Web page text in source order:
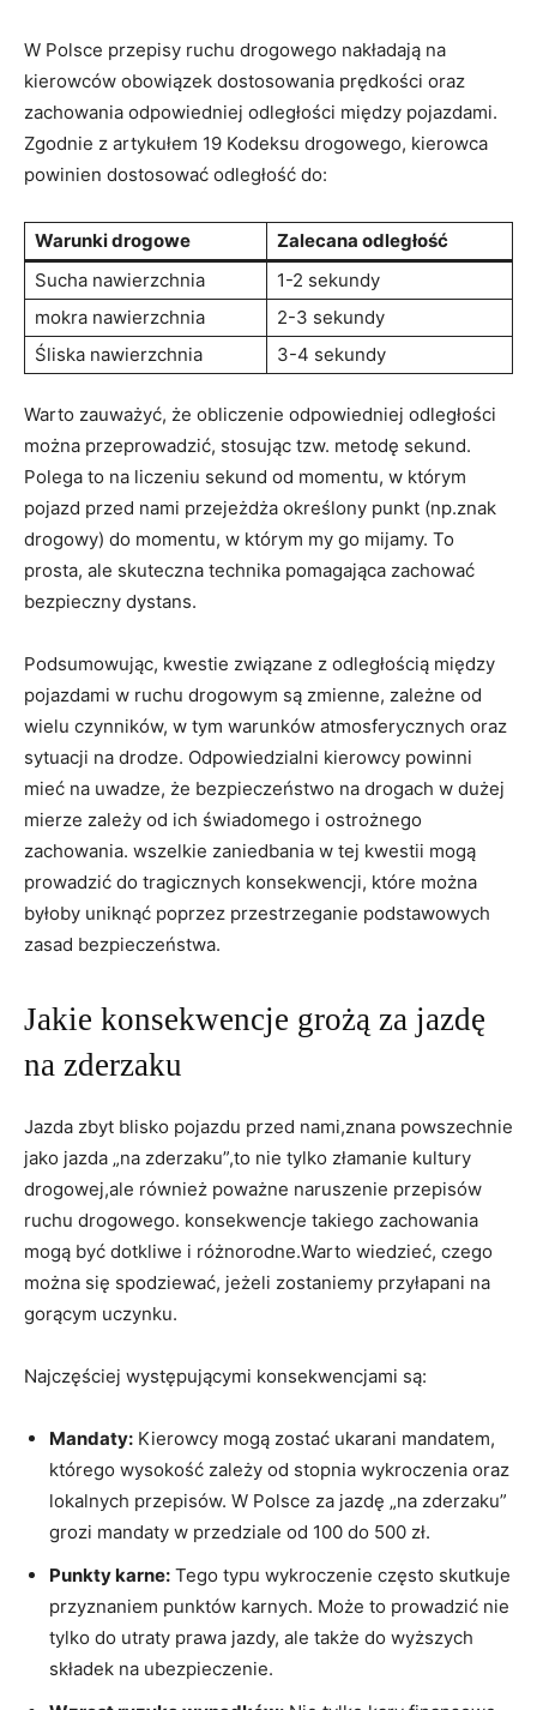
W Polsce przepisy ruchu drogowego nakładają na
kierowców obowiązek dostosowania prędkości oraz
zachowania odpowiedniej odległości między pojazdami.
Zgodnie z artykułem 19 Kodeksu drogowego, kierowca
powinien dostosować odległość do:
Warunki drogowe
Zalecana odległość
Sucha nawierzchnia
1-2 sekundy
mokra nawierzchnia
2-3 sekundy
Śliska nawierzchnia
3-4 sekundy
Warto zauważyć, że obliczenie odpowiedniej odległości
można przeprowadzić, stosując tzw. metodę sekund.
Polega to na liczeniu sekund od momentu, w którym
pojazd przed nami przejeżdża określony punkt (np.znak
drogowy) do momentu, w którym my go mijamy. To
prosta, ale skuteczna technika pomagająca zachować
bezpieczny dystans.
Podsumowując, kwestie związane z odległością między
pojazdami w ruchu drogowym są zmienne, zależne od
wielu czynników, w tym warunków atmosferycznych oraz
sytuacji na drodze. Odpowiedzialni kierowcy powinni
mieć na uwadze, że bezpieczeństwo na drogach w dużej
mierze zależy od ich świadomego i ostrożnego
zachowania. wszelkie zaniedbania w tej kwestii mogą
prowadzić do tragicznych konsekwencji, które można
byłoby uniknąć poprzez przestrzeganie podstawowych
zasad bezpieczeństwa.
Jakie konsekwencje grożą za jazdę
na zderzaku
Jazda zbyt blisko pojazdu przed nami,znana powszechnie
jako jazda „na zderzaku”,to nie tylko złamanie kultury
drogowej,ale również poważne naruszenie przepisów
ruchu drogowego. konsekwencje takiego zachowania
mogą być dotkliwe i różnorodne.Warto wiedzieć, czego
można się spodziewać, jeżeli zostaniemy przyłapani na
gorącym uczynku.
Najczęściej występującymi konsekwencjami są:
Mandaty: Kierowcy mogą zostać ukarani mandatem,
którego wysokość zależy od stopnia wykroczenia oraz
lokalnych przepisów. W Polsce za jazdę „na zderzaku”
grozi mandaty w przedziale od 100 do 500 zł.
Punkty karne: Tego typu wykroczenie często skutkuje
przyznaniem punktów karnych. Może to prowadzić nie
tylko do utraty prawa jazdy, ale także do wyższych
składek na ubezpieczenie.